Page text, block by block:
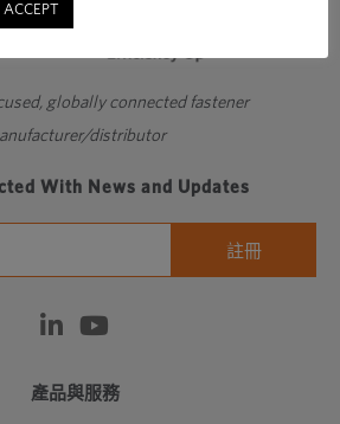
globally connected fastener
distributor
With News and Updates
產品與服務
ACCEPT